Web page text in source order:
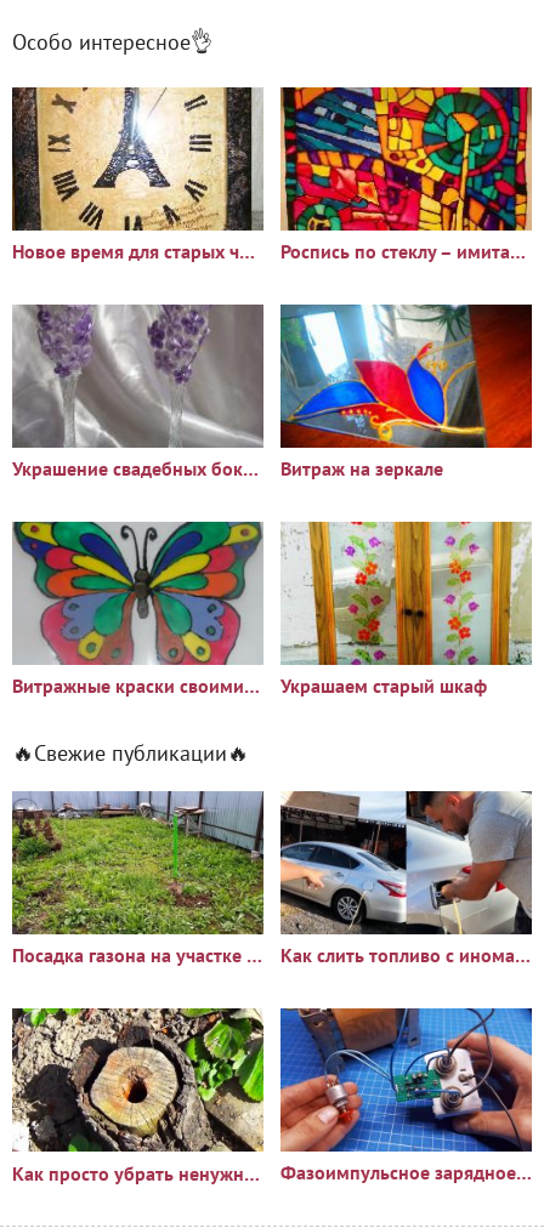
Особо интересное👌
Новое время для старых часов Роспись по стеклу – имитация витража
Украшение свадебных бокалов Витраж на зеркале
Витражные краски своими руками Украшаем старый шкаф
🔥Свежие публикации🔥
Посадка газона на участке с сорняками: опыт и результаты Как слить топливо с иномарки через горловину бака
Как просто убрать ненужный пень?🪵 Фазоимпульсное зарядное устройство своими руками